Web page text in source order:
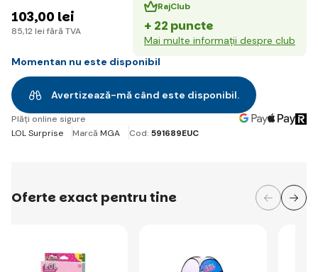
103,00 lei
85,12 lei fără TVA
RajClub
+ 22 puncte
Mai multe informații despre club
Momentan nu este disponibil
Avertizează-mă când este disponibil.
Plăți online sigure
LOL Surprise
Marcă MGA Cod: 591689EUC
Oferte exact pentru tine